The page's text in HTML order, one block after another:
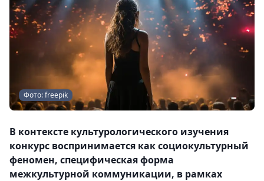
Фото: freepik
В контексте культурологического изучения
конкурс воспринимается как социокультурный
феномен, специфическая форма
межкультурной коммуникации, в рамках